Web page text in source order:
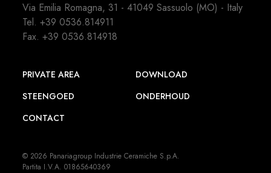
Via Emilia Romagna, 31 - 41049 Sassuolo (MO) - Italy
Tel.+39 0536.814911
Fax. +39 0536.814918
PRIVATE AREA
DOWNLOAD
STEENGOED
ONDERHOUD
CONTACT
© 2026 Panariagroup Industrie Ceramiche S.p.A.
Partita I.V.A. 01865640369